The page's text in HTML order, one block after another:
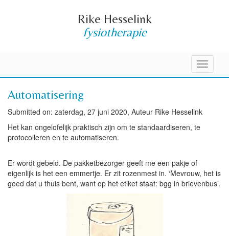
Rike Hesselink
fysiotherapie
Toggle
Automatisering
Submitted on: zaterdag, 27 juni 2020, Auteur Rike Hesselink
Het kan ongelofelijk praktisch zijn om te standaardiseren, te
protocolleren en te automatiseren.
Er wordt gebeld. De pakketbezorger geeft me een pakje of
eigenlijk is het een emmertje. Er zit rozenmest in. ‘Mevrouw, het is
goed dat u thuis bent, want op het etiket staat: bgg in brievenbus’.